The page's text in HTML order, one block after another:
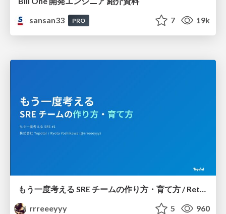
sansan33
PRO 7 19k
もう一度考える SRE チームの作り方・育て方 / Rethinking SRE #1: Building and Growing SRE Teams
rrreeeyyy
5 960